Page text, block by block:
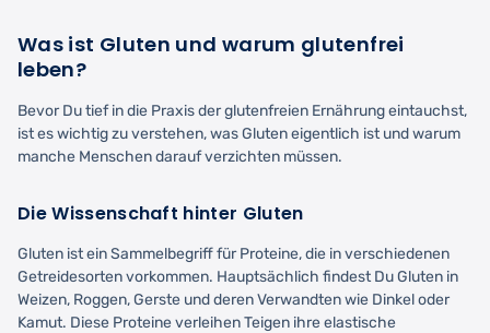
Was ist Gluten und warum glutenfrei
leben?
Bevor Du tief in die Praxis der glutenfreien Ernährung eintauchst,
ist es wichtig zu verstehen, was Gluten eigentlich ist und warum
manche Menschen darauf verzichten müssen.
Die Wissenschaft hinter Gluten
Gluten ist ein Sammelbegriff für Proteine, die in verschiedenen
Getreidesorten vorkommen. Hauptsächlich findest Du Gluten in
Weizen, Roggen, Gerste und deren Verwandten wie Dinkel oder
Kamut. Diese Proteine verleihen Teigen ihre elastische